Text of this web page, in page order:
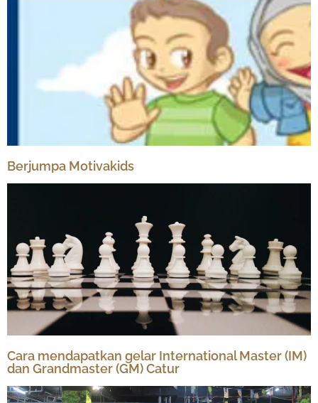
Berjumpa Motivakids
Cara mendapatkan gelar International Master (IM)
dan Grandmaster (GM) Catur